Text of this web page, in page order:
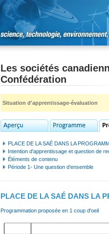
Les sociétés
Confédération
Situation d'apprentissage-évaluation
PLACE DE LA SAÉ DANS LA
Intention d'apprentissage et question de
Éléments de contenu
Période 1- Une question d’ensemble
PLACE DE LA SAÉ DANS LA
Programmation proposée en 1 coup d'oeil